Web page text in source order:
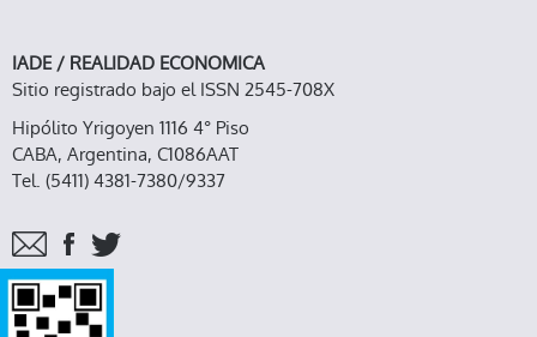
IADE / REALIDAD ECONOMICA
Sitio registrado bajo el ISSN 2545-708X
Hipólito Yrigoyen 1116 4° Piso
CABA, Argentina, C1086AAT
Tel. (5411) 4381-7380/9337